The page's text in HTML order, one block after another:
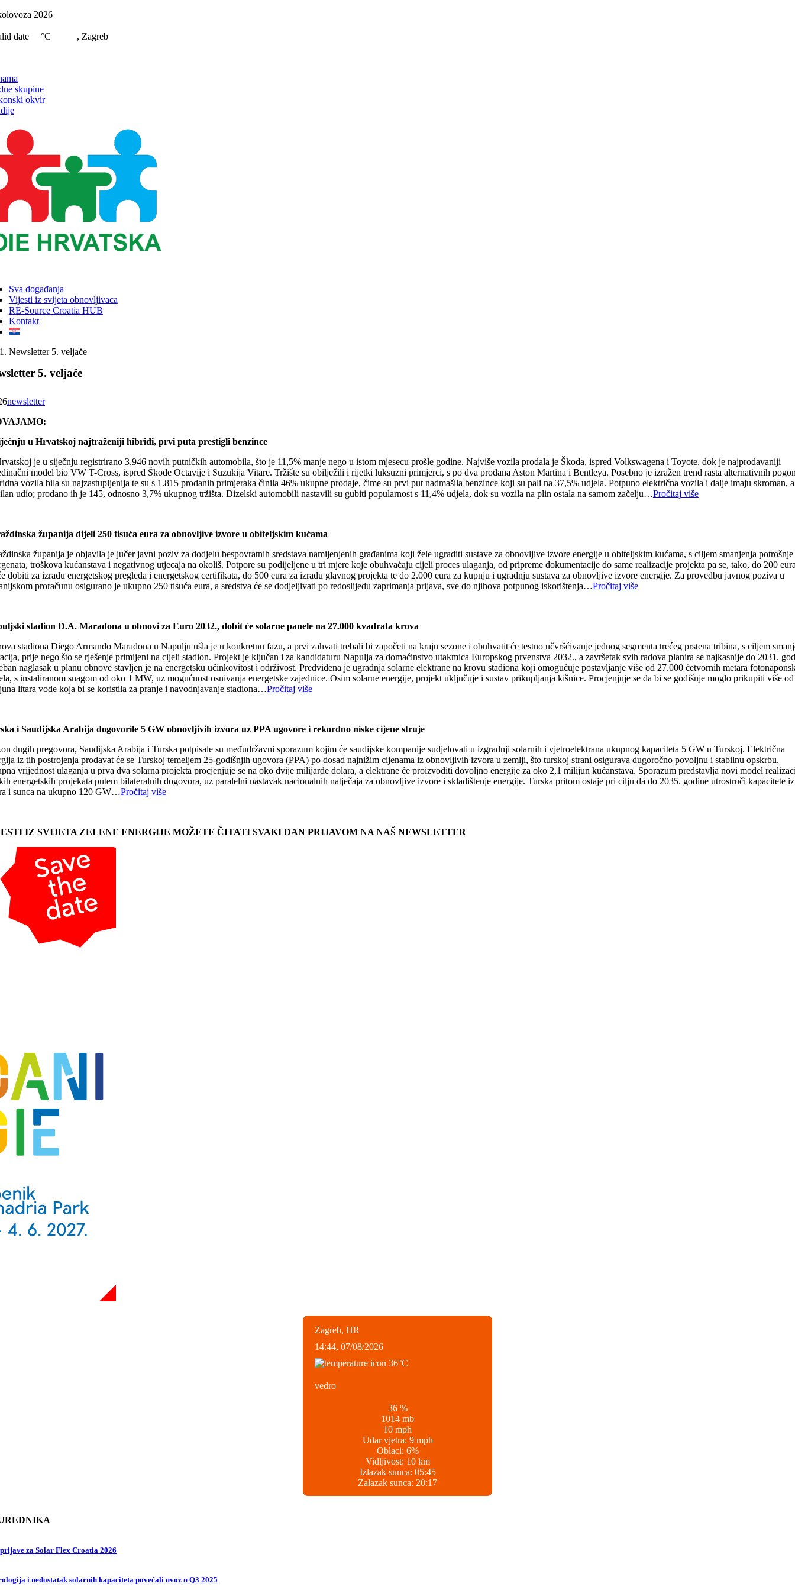
Skip
content
2026
date °C , Zagreb
skupine
okvir
Sva događanja
Vijesti iz svijeta obnovljivaca
RE-Source Croatia HUB
Kontakt
Newsletter 5. veljače
5. veljače
newsletter
u Hrvatskoj najtraženiji hibridi, prvi puta prestigli benzince
je u siječnju registrirano 3.946 novih putničkih automobila, što je 11,5% manje nego u istom mjesecu prošle godine. Najviše vozila prodala je Škoda, ispred Volkswagena i Toyote, dok je najprodavaniji
model bio VW T-Cross, ispred Škode Octavije i Suzukija Vitare. Tržište su obilježili i rijetki luksuzni primjerci, s po dva prodana Aston Martina i Bentleya. Posebno je izražen trend rasta alternativnih
vozila bila su najzastupljenija te su s 1.815 prodanih primjeraka činila 46% ukupne prodaje, čime su prvi put nadmašila benzince koji su pali na 37,5% udjela. Potpuno električna vozila i dalje imaju skroman,
udio; prodano ih je 145, odnosno 3,7% ukupnog tržišta. Dizelski automobili nastavili su gubiti popularnost s 11,4% udjela, dok su vozila na plin ostala na samom začelju…Pročitaj više
županija dijeli 250 tisuća eura za obnovljive izvore u obiteljskim kućama
županija je objavila je jučer javni poziv za dodjelu bespovratnih sredstava namijenjenih građanima koji žele ugraditi sustave za obnovljive izvore energije u obiteljskim kućama, s ciljem smanjenja potrošnje
troškova kućanstava i negativnog utjecaja na okoliš. Potpore su podijeljene u tri mjere koje obuhvaćaju cijeli proces ulaganja, od pripreme dokumentacije do same realizacije projekta pa se, tako, do 200
dobiti za izradu energetskog pregleda i energetskog certifikata, do 500 eura za izradu glavnog projekta te do 2.000 eura za kupnju i ugradnju sustava za obnovljive izvore energije. Za provedbu javnog poziva u
proračunu osigurano je ukupno 250 tisuća eura, a sredstva će se dodjeljivati po redoslijedu zaprimanja prijava, sve do njihova potpunog iskorištenja…Pročitaj više
stadion D.A. Maradona u obnovi za Euro 2032., dobit će solarne panele na 27.000 kvadrata krova
stadiona Diego Armando Maradona u Napulju ušla je u konkretnu fazu, a prvi zahvati trebali bi započeti na kraju sezone i obuhvatit će testno učvršćivanje jednog segmenta trećeg prstena tribina, s ciljem
prije nego što se rješenje primijeni na cijeli stadion. Projekt je ključan i za kandidaturu Napulja za domaćinstvo utakmica Europskog prvenstva 2032., a završetak svih radova planira se najkasnije do 2031.
naglasak u planu obnove stavljen je na energetsku učinkovitost i održivost. Predviđena je ugradnja solarne elektrane na krovu stadiona koji omogućuje postavljanje više od 27.000 četvornih metara
s instaliranom snagom od oko 1 MW, uz mogućnost osnivanja energetske zajednice. Osim solarne energije, projekt uključuje i sustav prikupljanja kišnice. Procjenjuje se da bi se godišnje moglo prikupiti više
litara vode koja bi se koristila za pranje i navodnjavanje stadiona…Pročitaj više
i Saudijska Arabija dogovorile 5 GW obnovljivih izvora uz PPA ugovore i rekordno niske cijene struje
dugih pregovora, Saudijska Arabija i Turska potpisale su međudržavni sporazum kojim će saudijske kompanije sudjelovati u izgradnji solarnih i vjetroelektrana ukupnog kapaciteta 5 GW u Turskoj. Električna
iz tih postrojenja prodavat će se Turskoj temeljem 25-godišnjih ugovora (PPA) po dosad najnižim cijenama iz obnovljivih izvora u zemlji, što turskoj strani osigurava dugoročno povoljnu i stabilnu opskrbu.
vrijednost ulaganja u prva dva solarna projekta procjenjuje se na oko dvije milijarde dolara, a elektrane će proizvoditi dovoljno energije za oko 2,1 milijun kućanstava. Sporazum predstavlja novi model
energetskih projekata putem bilateralnih dogovora, uz paralelni nastavak nacionalnih natječaja za obnovljive izvore i skladištenje energije. Turska pritom ostaje pri cilju da do 2035. godine utrostruči kapacitete iz
i sunca na ukupno 120 GW…Pročitaj više
IZ SVIJETA ZELENE ENERGIJE MOŽETE ČITATI SVAKI DAN PRIJAVOM NA NAŠ NEWSLETTER
Zagreb, HR
14:44, 07/08/2026
36°C
vedro
36 %
1014 mb
10 mph
Udar vjetra: 9 mph
Oblaci: 6%
Vidljivost: 10 km
Izlazak sunca: 05:45
Zalazak sunca: 20:17
za Solar Flex Croatia 2026
i nedostatak solarnih kapaciteta povećali uvoz u Q3 2025